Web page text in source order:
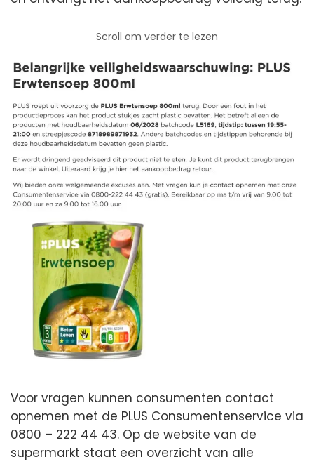
Scroll om verder te lezen
Voor vragen kunnen consumenten contact
opnemen met de PLUS Consumentenservice via
0800 – 222 44 43. Op de website van de
supermarkt staat een overzicht van alle